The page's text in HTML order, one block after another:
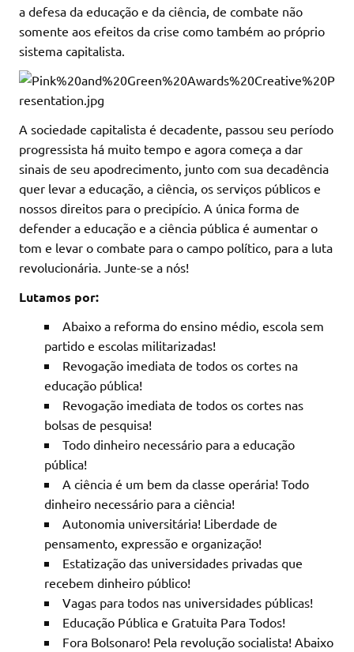
a defesa da educação e da ciência, de combate não
somente aos efeitos da crise como também ao próprio
sistema capitalista.
A sociedade capitalista é decadente, passou seu período
progressista há muito tempo e agora começa a dar
sinais de seu apodrecimento, junto com sua decadência
quer levar a educação, a ciência, os serviços públicos e
nossos direitos para o precipício. A única forma de
defender a educação e a ciência pública é aumentar o
tom e levar o combate para o campo político, para a luta
revolucionária. Junte-se a nós!
Lutamos por:
Abaixo a reforma do ensino médio, escola sem
partido e escolas militarizadas!
Revogação imediata de todos os cortes na
educação pública!
Revogação imediata de todos os cortes nas
bolsas de pesquisa!
Todo dinheiro necessário para a educação
pública!
A ciência é um bem da classe operária! Todo
dinheiro necessário para a ciência!
Autonomia universitária! Liberdade de
pensamento, expressão e organização!
Estatização das universidades privadas que
recebem dinheiro público!
Vagas para todos nas universidades públicas!
Educação Pública e Gratuita Para Todos!
Fora Bolsonaro! Pela revolução socialista! Abaixo